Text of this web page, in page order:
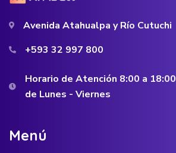
Avenida Atahualpa y Río Cutuchi
+593 32 997 800
Horario de Atención 8:00 a 18:00
de Lunes - Viernes
Menú